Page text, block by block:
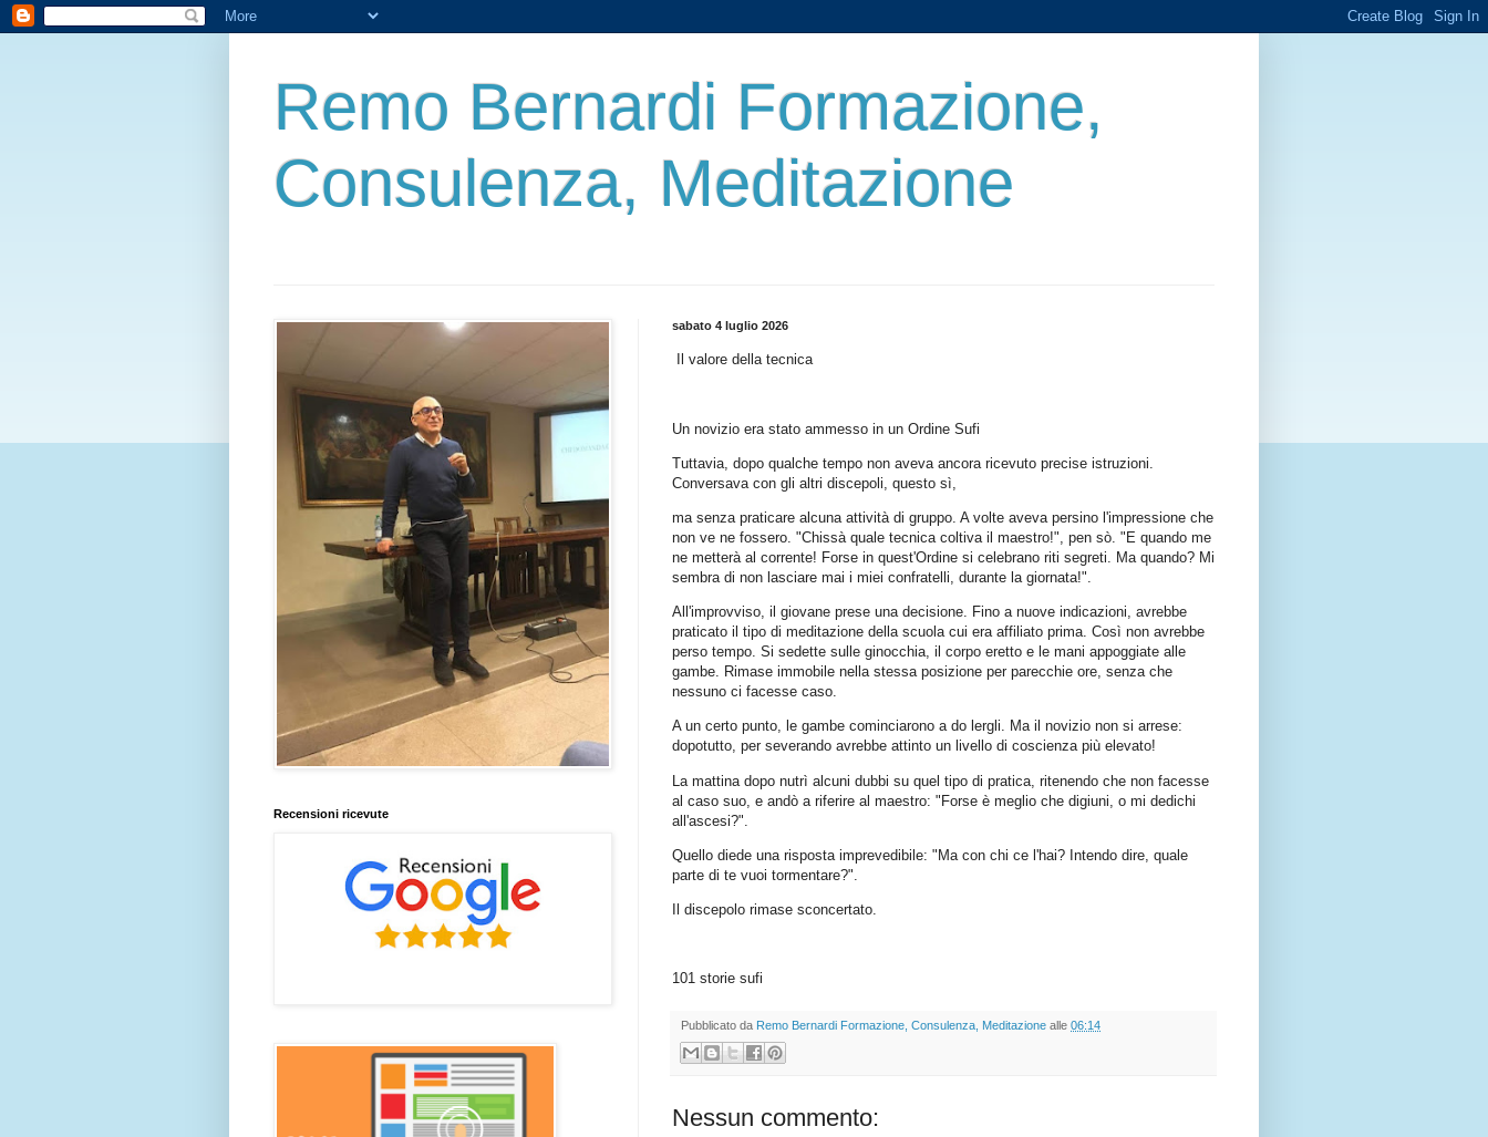
Remo Bernardi Formazione,
Consulenza, Meditazione
sabato 4 luglio 2026
Il valore della tecnica
Un novizio era stato ammesso in un Ordine Sufi
Tuttavia, dopo qualche tempo non aveva ancora ricevuto precise istruzioni.
Conversava con gli altri discepoli, questo sì,
ma senza praticare alcuna attività di gruppo. A volte aveva persino l'impressione che
non ve ne fossero. "Chissà quale tecnica coltiva il maestro!", pen sò. "E quando me
ne metterà al corrente! Forse in quest'Ordine si celebrano riti segreti. Ma quando? Mi
sembra di non lasciare mai i miei confratelli, durante la giornata!".
All'improvviso, il giovane prese una decisione. Fino a nuove indicazioni, avrebbe
praticato il tipo di meditazione della scuola cui era affiliato prima. Così non avrebbe
perso tempo. Si sedette sulle ginocchia, il corpo eretto e le mani appoggiate alle
gambe. Rimase immobile nella stessa posizione per parecchie ore, senza che
nessuno ci facesse caso.
A un certo punto, le gambe cominciarono a do lergli. Ma il novizio non si arrese:
dopotutto, per severando avrebbe attinto un livello di coscienza più elevato!
La mattina dopo nutrì alcuni dubbi su quel tipo di pratica, ritenendo che non facesse
al caso suo, e andò a riferire al maestro: "Forse è meglio che digiuni, o mi dedichi
all'ascesi?".
Quello diede una risposta imprevedibile: "Ma con chi ce l'hai? Intendo dire, quale
parte di te vuoi tormentare?".
Il discepolo rimase sconcertato.
101 storie sufi
Pubblicato da Remo Bernardi Formazione, Consulenza, Meditazione alle 06:14
Nessun commento:
Recensioni ricevute